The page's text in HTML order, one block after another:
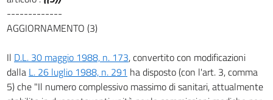
Tabella A
Tabella B
Tabella C
Tabella C
-------------
AGGIORNAMENTO (3)
Il D.L. 30 maggio 1988, n. 173, convertito con modificazioni
dalla L. 26 luglio 1988, n. 291 ha disposto (con l'art. 3, comma
5) che "Il numero complessivo massimo di sanitari, attualmente